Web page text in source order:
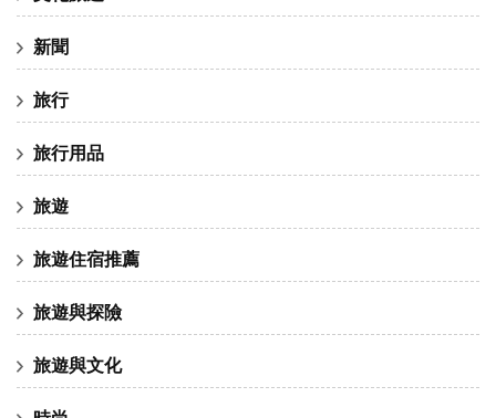
新聞
旅行
旅行用品
旅遊
旅遊住宿推薦
旅遊與探險
旅遊與文化